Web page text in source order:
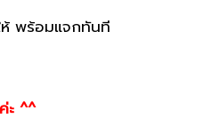
พร้อมแจกทันที
ะ ^^